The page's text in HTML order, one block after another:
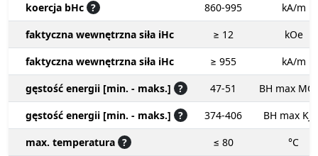
koercja bHc ? 860-995
kA/m
faktyczna wewnętrzna siła iHc
≥ 12
kOe
faktyczna wewnętrzna siła iHc
≥ 955
kA/m
gęstość energii [min. - maks.] ? 47-51
BH max
gęstość energii [min. - maks.] ? 374-406
BH max
max. temperatura ? ≤ 80 °C